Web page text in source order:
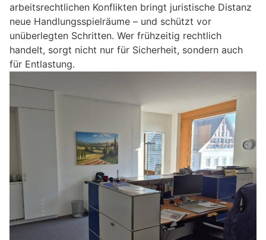
arbeitsrechtlichen Konflikten bringt juristische Distanz
neue Handlungsspielräume – und schützt vor
unüberlegten Schritten. Wer frühzeitig rechtlich
handelt, sorgt nicht nur für Sicherheit, sondern auch
für Entlastung.